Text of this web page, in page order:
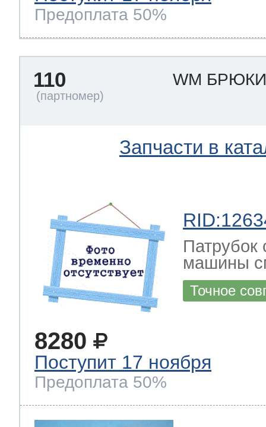
Предоплата 50%
110 WM
Запчасти в
Патрубок
машины
Точное
8280
Поступит 17 ноября
Предоплата 50%